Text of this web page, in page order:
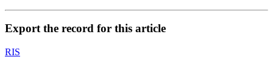
Export the record for this article
RIS